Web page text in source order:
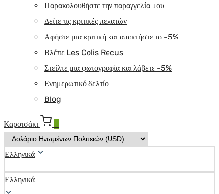
Παρακολουθήστε την παραγγελία μου
Δείτε τις κριτικές πελατών
Αφήστε μια κριτική και αποκτήστε το -5%
Βλέπε Les Colis Recus
Στείλτε μια φωτογραφία και λάβετε -5%
Ενημερωτικό δελτίο
Blog
Καροτσάκι
Ελληνικά
Ελληνικά